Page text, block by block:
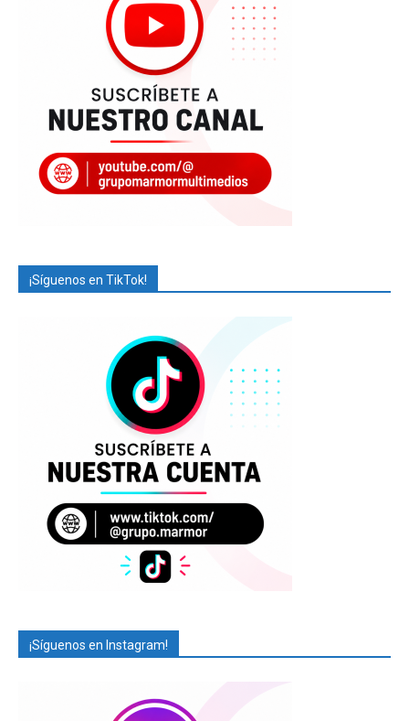
¡Síguenos en TikTok!
¡Síguenos en Instagram!